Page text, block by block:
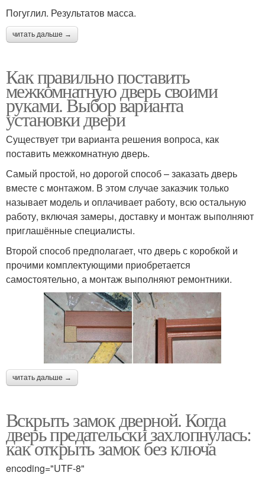
Погуглил. Результатов масса.
читать дальше →
Как правильно поставить
межкомнатную дверь своими
руками. Выбор варианта
установки двери
Существует три варианта решения вопроса, как
поставить межкомнатную дверь.
Самый простой, но дорогой способ – заказать дверь
вместе с монтажом. В этом случае заказчик только
называет модель и оплачивает работу, всю остальную
работу, включая замеры, доставку и монтаж выполняют
приглашённые специалисты.
Второй способ предполагает, что дверь с коробкой и
прочими комплектующими приобретается
самостоятельно, а монтаж выполняют ремонтники.
читать дальше →
Вскрыть замок дверной. Когда
дверь предательски захлопнулась:
как открыть замок без ключа
encoding="UTF-8"